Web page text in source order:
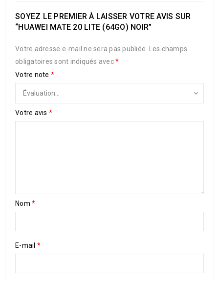
SOYEZ LE PREMIER À LAISSER VOTRE AVIS SUR
“HUAWEI MATE 20 LITE (64GO) NOIR”
Votre adresse e-mail ne sera pas publiée.
Les champs
obligatoires sont indiqués avec*
Votre note *
Votre avis *
Nom *
E-mail *